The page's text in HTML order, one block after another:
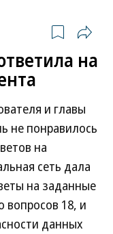
на
и главы
не понравилось
на
сеть дала
на заданные
вопросов 18, и
данных